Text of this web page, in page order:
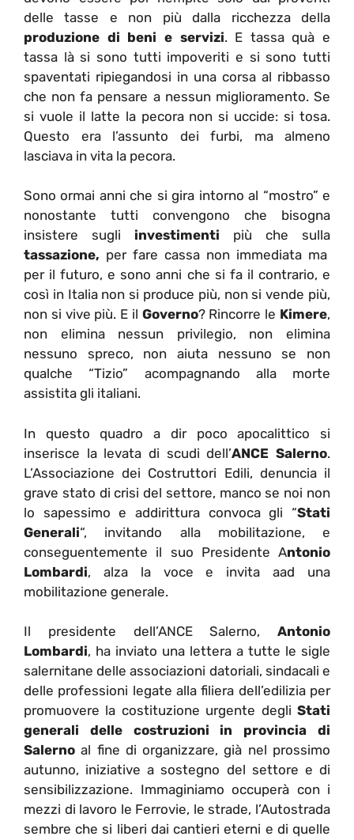
delle tasse e non più dalla ricchezza della
produzione di beni e servizi. E tassa quà e
tassa là si sono tutti impoveriti e si sono tutti
spaventati ripiegandosi in una corsa al ribbasso
che non fa pensare a nessun miglioramento. Se
si vuole il latte la pecora non si uccide: si tosa.
Questo era l’assunto dei furbi, ma almeno
lasciava in vita la pecora.
Sono ormai anni che si gira intorno al “mostro” e
nonostante tutti convengono che bisogna
insistere sugli investimenti più che sulla
tassazione, per fare cassa non immediata ma
per il futuro, e sono anni che si fa il contrario, e
così in Italia non si produce più, non si vende più,
non si vive più. E il Governo? Rincorre le Kimere,
non elimina nessun privilegio, non elimina
nessuno spreco, non aiuta nessuno se non
qualche “Tizio” acompagnando alla morte
assistita gli italiani.
In questo quadro a dir poco apocalittico si
inserisce la levata di scudi dell’ANCE Salerno.
L’Associazione dei Costruttori Edili, denuncia il
grave stato di crisi del settore, manco se noi non
lo sapessimo e addirittura convoca gli “Stati
Generali“, invitando alla mobilitazione, e
conseguentemente il suo Presidente Antonio
Lombardi, alza la voce e invita aad una
mobilitazione generale.
Il presidente dell’ANCE Salerno, Antonio
Lombardi, ha inviato una lettera a tutte le sigle
salernitane delle associazioni datoriali, sindacali e
delle professioni legate alla filiera dell’edilizia per
promuovere la costituzione urgente degli Stati
generali delle costruzioni in provincia di
Salerno al fine di organizzare, già nel prossimo
autunno, iniziative a sostegno del settore e di
sensibilizzazione. Immaginiamo occuperà con i
mezzi di lavoro le Ferrovie, le strade, l’Autostrada
sembre che si liberi dai cantieri eterni e di quelle